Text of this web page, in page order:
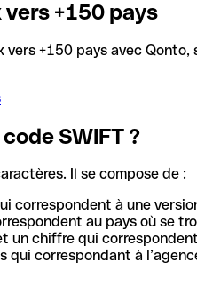
+150 pays
+150 pays avec
SWIFT ?
Il se compose de :
correspondent à une
au pays où se
un chiffre qui
qui correspondant à